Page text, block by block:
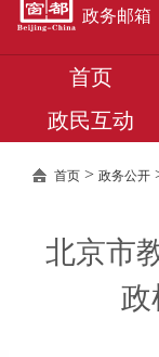
政务邮箱
首页
政民互动
首页 > 政务公开
北京市
政